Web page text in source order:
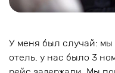
У меня был случай: мы
отель, у нас было 3